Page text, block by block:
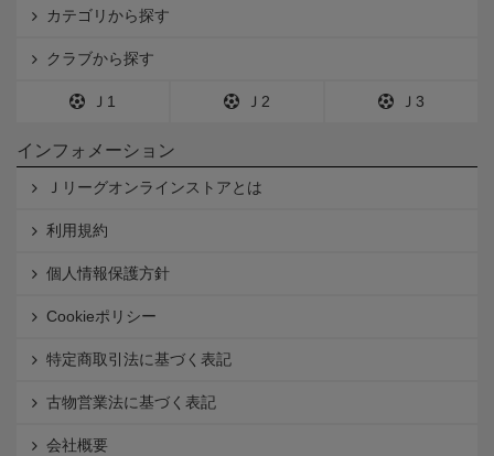
カテゴリから探す
クラブから探す
Ｊ1 Ｊ2 Ｊ3
インフォメーション
Ｊリーグオンラインストアとは
利用規約
個人情報保護方針
Cookieポリシー
特定商取引法に基づく表記
古物営業法に基づく表記
会社概要